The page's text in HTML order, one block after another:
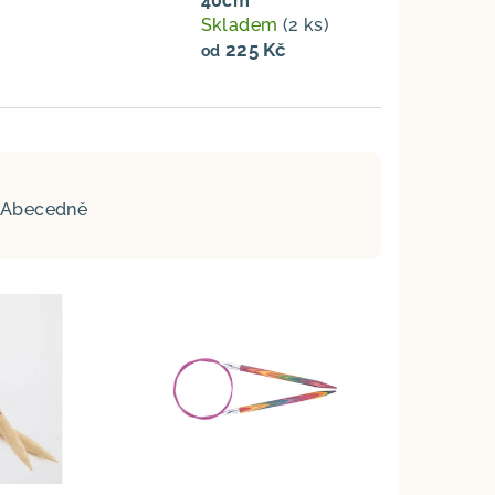
Skladem (2 ks)
od 225 Kč
Abecedně